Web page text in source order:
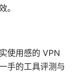
。
使用感的 VPN
手的工具评测与